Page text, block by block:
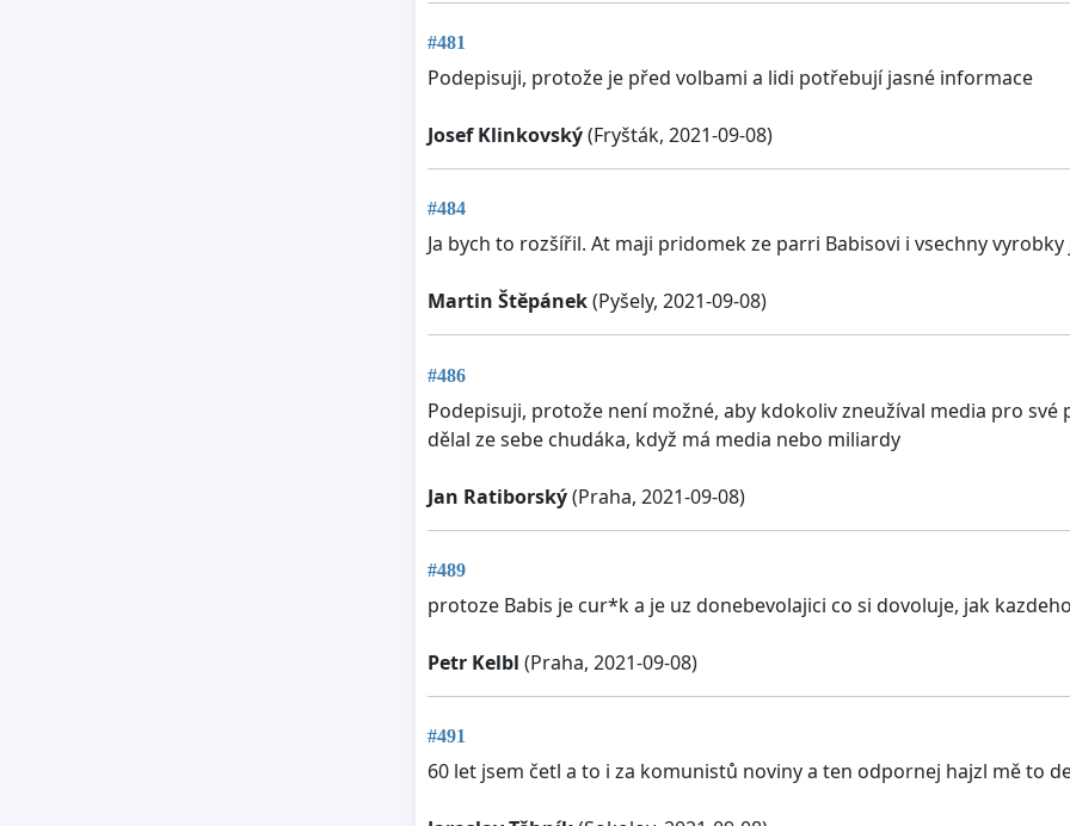
#481
Podepisuji, protože je před volbami a lidi potřebují jasné informace
Josef Klinkovský(Fryšták, 2021-09-08)
#484
Ja bych to rozšířil. At maji pridomek ze parri Babisovi i vsechny
Martin Štěpánek(Pyšely, 2021-09-08)
#486
Podepisuji, protože není možné, aby kdokoliv zneužíval media pro
dělal ze sebe chudáka, když má media nebo miliardy
Jan Ratiborský(Praha, 2021-09-08)
#489
protoze Babis je cur*k a je uz donebevolajici co si dovoluje, jak
Petr Kelbl (Praha, 2021-09-08)
#491
60 let jsem četl a to i za komunistů noviny a ten odpornej hajzl mě to